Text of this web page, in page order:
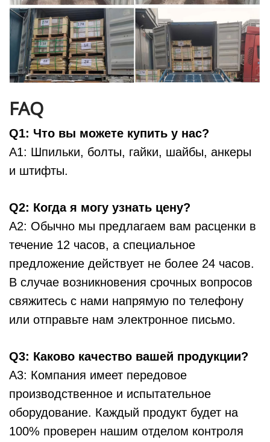
FAQ
Q1: Что вы можете купить у нас?
A1: Шпильки, болты, гайки, шайбы, анкеры
и штифты.
Q2: Когда я могу узнать цену?
A2: Обычно мы предлагаем вам расценки в
течение 12 часов, а специальное
предложение действует не более 24 часов.
В случае возникновения срочных вопросов
свяжитесь с нами напрямую по телефону
или отправьте нам электронное письмо.
Q3: Каково качество вашей продукции?
A3: Компания имеет передовое
производственное и испытательное
оборудование. Каждый продукт будет на
100% проверен нашим отделом контроля